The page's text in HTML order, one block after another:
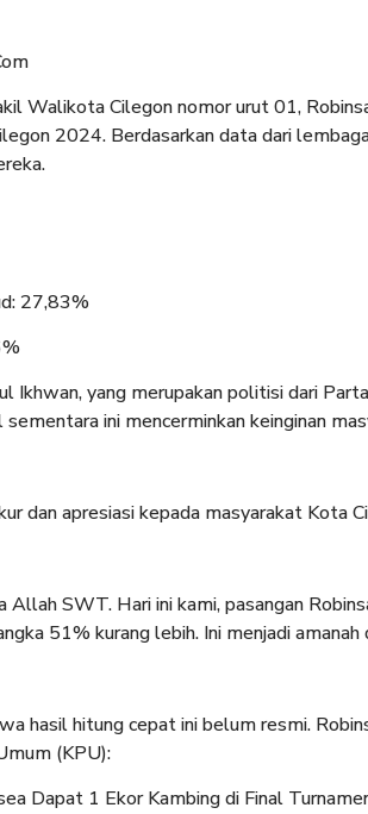
Walikota Cilegon nomor urut 01,
2024. Berdasarkan data dari
27,83%
Ikhwan, yang merupakan politisi dari
ini mencerminkan keinginan
dan apresiasi kepada masyarakat Kota
Allah SWT. Hari ini kami, pasangan
51% kurang lebih. Ini menjadi
hasil hitung cepat ini belum resmi.
(KPU):
Dapat 1 Ekor Kambing di Final